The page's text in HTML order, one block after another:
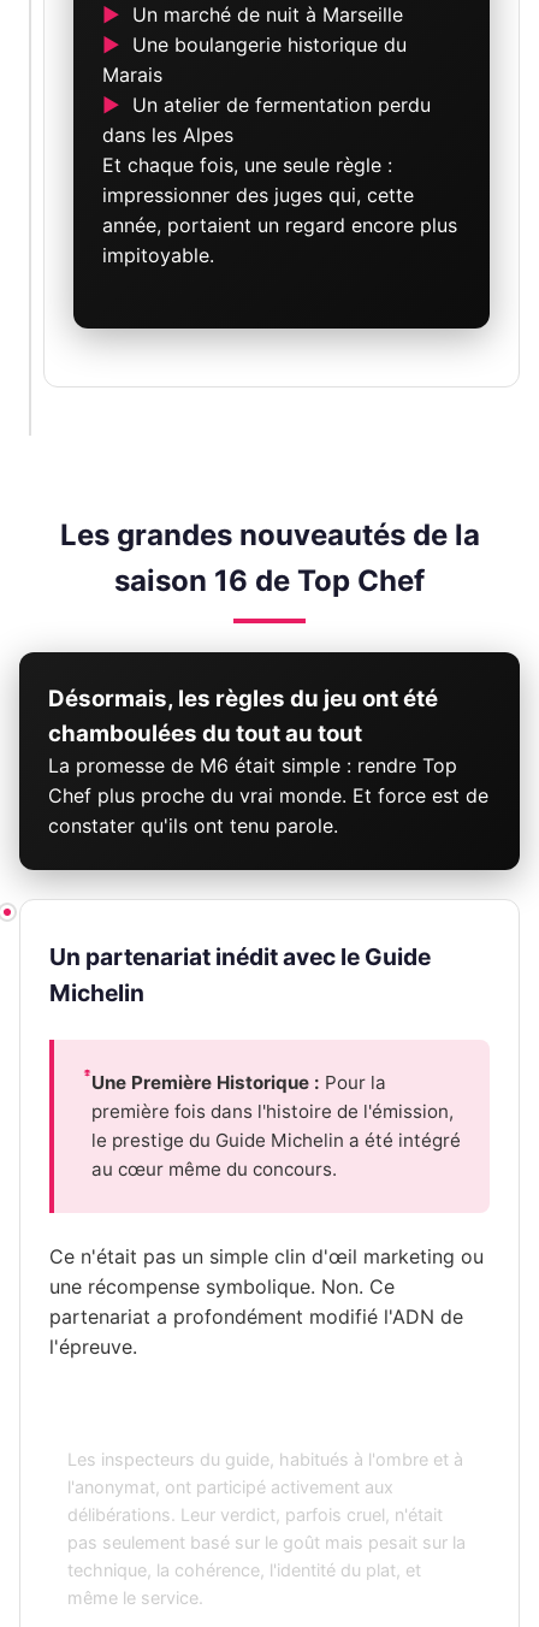
Un marché de nuit à Marseille
Une boulangerie historique du
Marais
Un atelier de fermentation perdu
dans les Alpes
Et chaque fois, une seule règle :
impressionner des juges qui, cette
année, portaient un regard encore plus
impitoyable.
Les grandes nouveautés de la
saison 16 de Top Chef
Désormais, les règles du jeu ont été
chamboulées du tout au tout
La promesse de M6 était simple : rendre Top
Chef plus proche du vrai monde. Et force est de
constater qu'ils ont tenu parole.
Un partenariat inédit avec le Guide
Michelin
Une Première Historique : Pour la
première fois dans l'histoire de l'émission,
le prestige du Guide Michelin a été intégré
au cœur même du concours.
Ce n'était pas un simple clin d'œil marketing ou
une récompense symbolique. Non. Ce
partenariat a profondément modifié l'ADN de
l'épreuve.
Les inspecteurs du guide, habitués à l'ombre et à
l'anonymat, ont participé activement aux
délibérations. Leur verdict, parfois cruel, n'était
pas seulement basé sur le goût mais pesait sur la
technique, la cohérence, l'identité du plat, et
même le service.